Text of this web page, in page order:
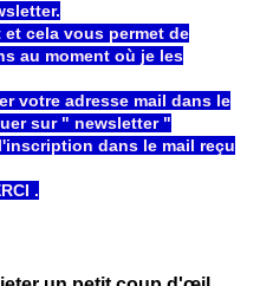
cela vous permet de
au moment où je les
votre adresse mail dans le
sur " newsletter "
dans le mail reçu
.